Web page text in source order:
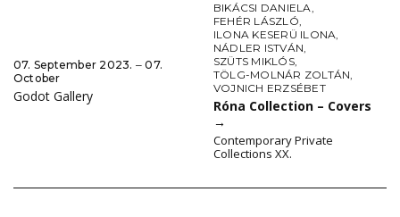
07. September 2023. ‒ 07.
October
Godot Gallery
BIKÁCSI DANIELA,
FEHÉR LÁSZLÓ,
ILONA KESERÜ ILONA,
NÁDLER ISTVÁN,
SZÜTS MIKLÓS,
TÖLG-MOLNÁR ZOLTÁN,
VOJNICH ERZSÉBET
Róna Collection – Covers
→
Contemporary Private
Collections XX.